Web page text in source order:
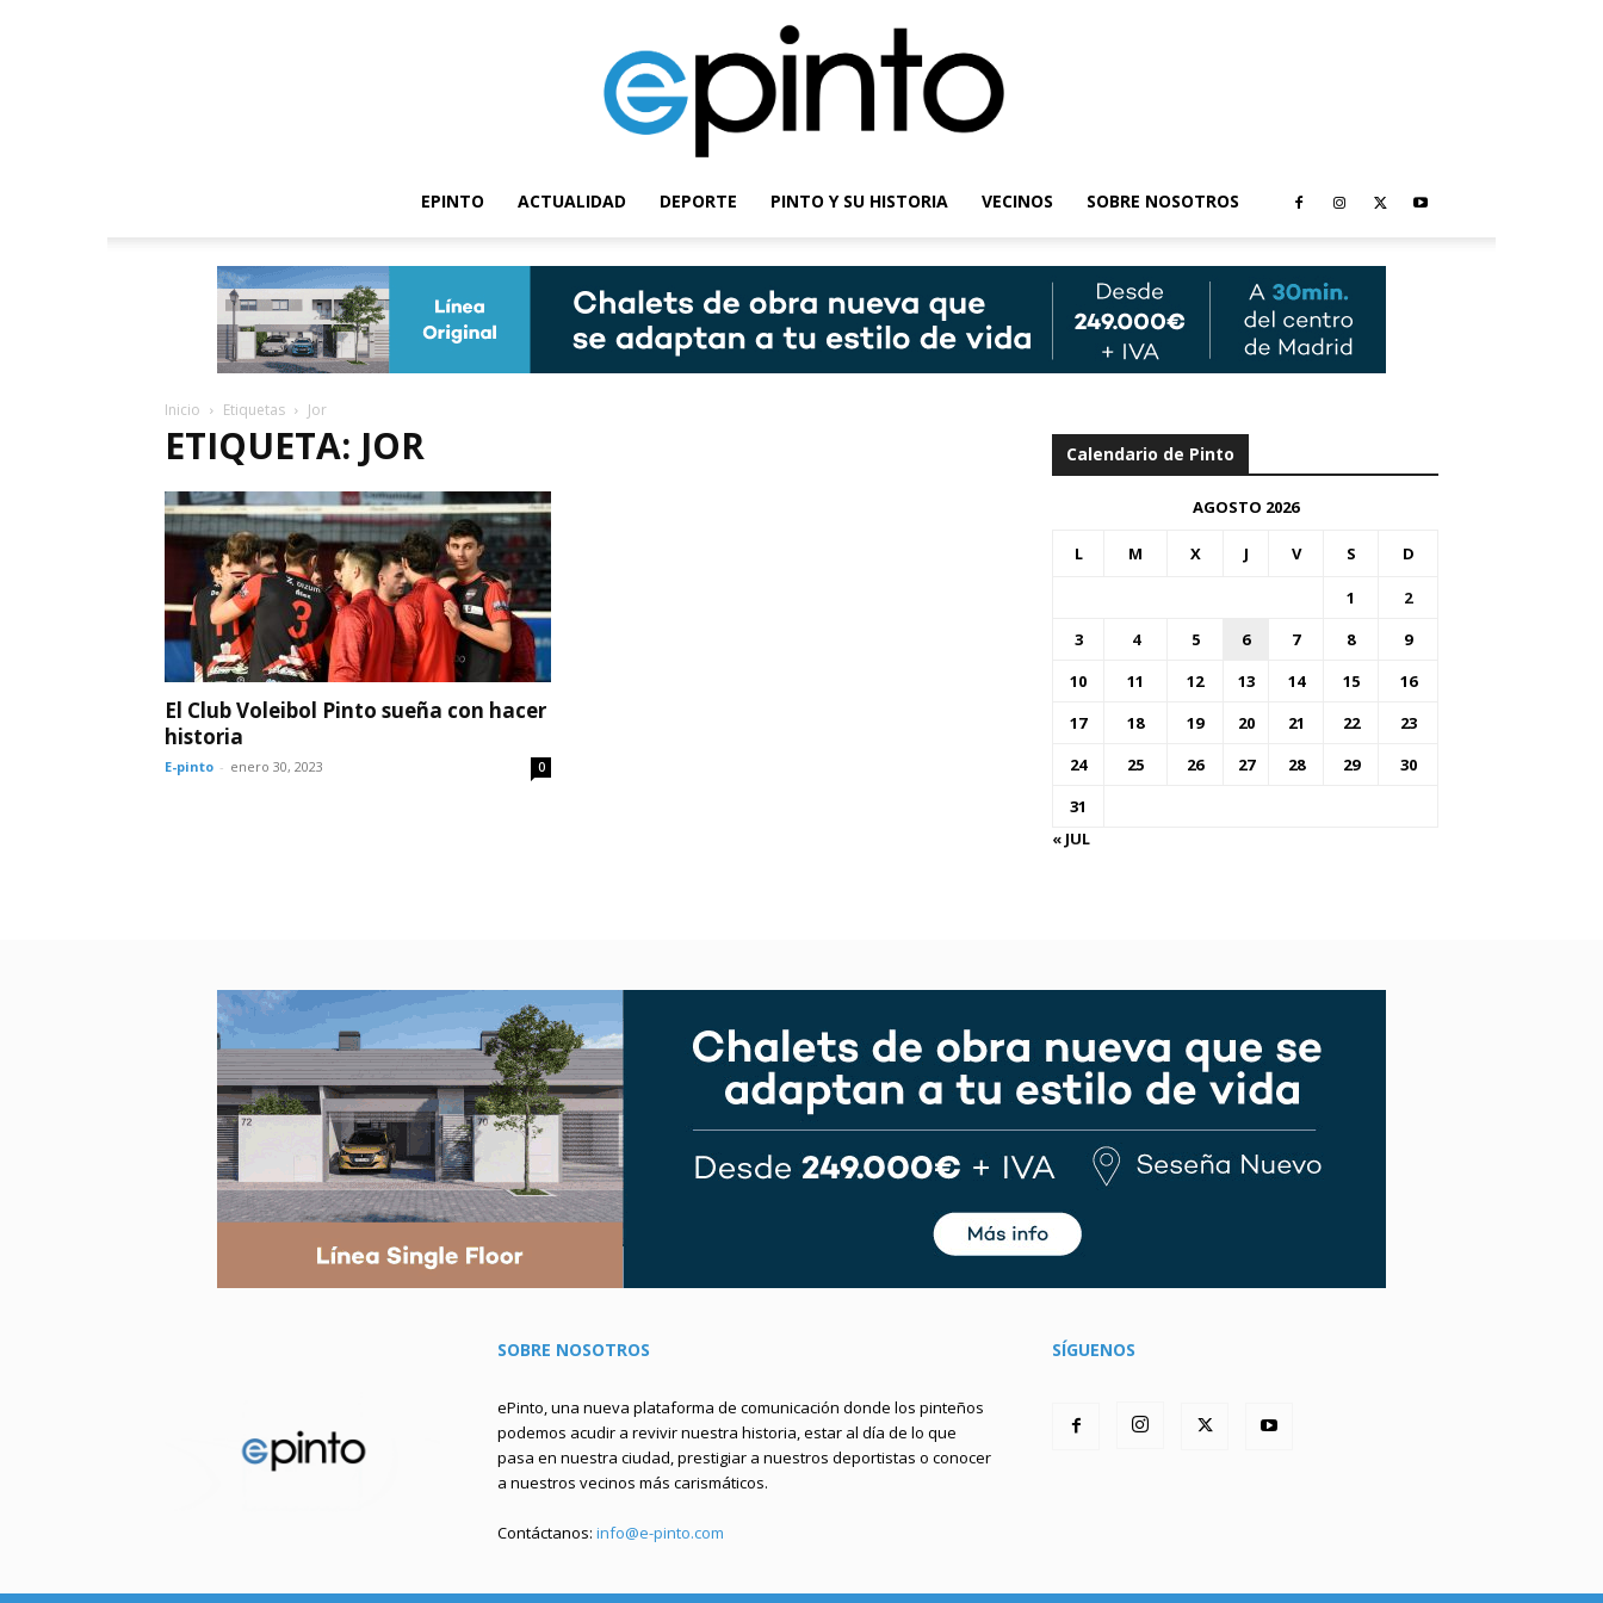
EPINTO ACTUALIDAD DEPORTE PINTO Y SU HISTORIA VECINOS SOBRE NOSOTROS
Inicio Etiquetas Jor
ETIQUETA: JOR
El Club Voleibol Pinto sueña con hacer
historia
E-pinto - enero 30, 2023 0
Calendario de Pinto
AGOSTO 2026
L M X J V S D
1
2
3
4 5 6 7 8
9
10
11 12 13 14 15
16
17
18 19 20 21 22
23
24
25 26 27 28 29
30
31
« JUL
SOBRE NOSOTROS
ePinto, una nueva plataforma de comunicación donde los pinteños
podemos acudir a revivir nuestra historia, estar al día de lo que
pasa en nuestra ciudad, prestigiar a nuestros deportistas o conocer
a nuestros vecinos más carismáticos.
Contáctanos: info@e-pinto.com
SÍGUENOS